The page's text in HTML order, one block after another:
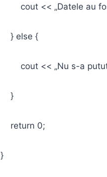
cout << „Datele au
} else {
cout << „Nu s-a putut
}
return 0;
}